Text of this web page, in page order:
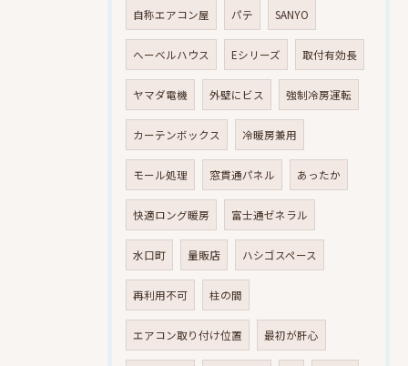
自称エアコン屋 パテ SANYO
へーベルハウス Eシリーズ 取付有効長
ヤマダ電機 外壁にビス 強制冷房運転
カーテンボックス 冷暖房兼用
モール処理 窓貫通パネル あったか
快適ロング暖房 富士通ゼネラル
水口町 量販店 ハシゴスペース
再利用不可 柱の間
エアコン取り付け位置 最初が肝心